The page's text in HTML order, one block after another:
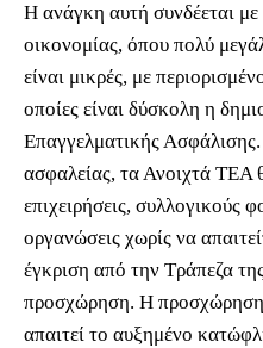
Η ανάγκη αυτή συνδέεται
οικονομίας, όπου πολύ
είναι μικρές, με
οποίες είναι δύσκολη η
Επαγγελματικής Ασφάλισης.
ασφαλείας, τα Ανοιχτά ΤΕΑ
επιχειρήσεις, συλλογικούς
οργανώσεις χωρίς να
έγκριση από την Τράπεζα
προσχώρηση. Η
απαιτεί το αυξημένο